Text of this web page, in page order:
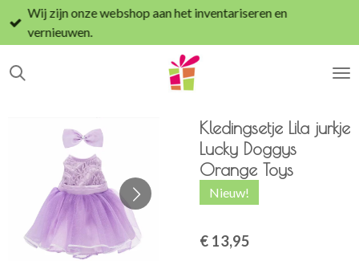
Ga
direct
de
Wij zijn onze webshop aan het inventariseren en
vernieuwen.
Kledingsetje Lila jurkje
Lucky Doggys
Orange Toys
Nieuw!
€ 13,95